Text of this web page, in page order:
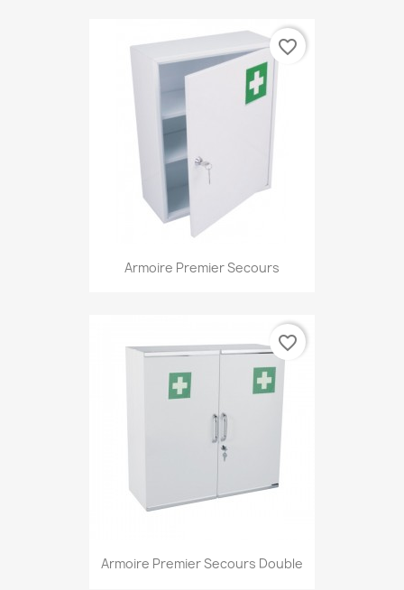
Armoire Premier Secours
favorite_border
Armoire Premier Secours Double
favorite_border